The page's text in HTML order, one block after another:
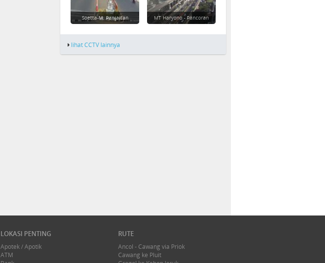
Soetta-M. Panjaitan MT Haryono - Pancoran
lihat CCTV lainnya
LOKASI PENTING
Apotek / Apotik
ATM
RUTE
Ancol - Cawang via Priok
Cawang ke Pluit